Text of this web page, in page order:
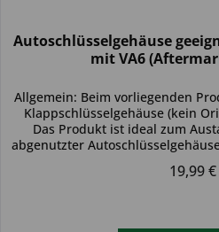
Autoschlüsselgehäuse
mit VA6
Allgemein: Beim vorliegenden
Klappschlüsselgehäuse (kein
Das Produkt ist ideal zum
abgenutzter
19,99